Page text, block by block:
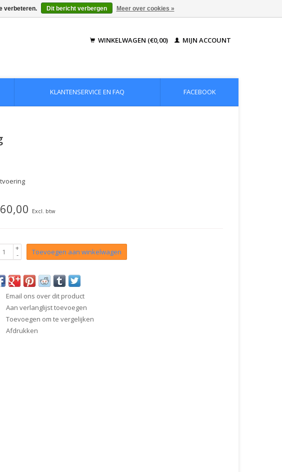
WINKELWAGEN (€0,00) MIJN ACCOUNT
KLANTENSERVICE EN FAQ FACEBOOK
Excl. btw
+
- Toevoegen aan winkelwagen
Email ons over dit product
Aan verlanglijst toevoegen
Toevoegen om te vergelijken
Afdrukken
verbeteren. Dit bericht verbergen Meer over cookies »